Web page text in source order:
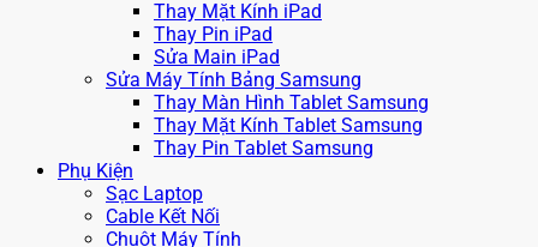
Thay Mặt Kính iPad
Thay Pin iPad
Sửa Main iPad
Sửa Máy Tính Bảng Samsung
Thay Màn Hình Tablet Samsung
Thay Mặt Kính Tablet Samsung
Thay Pin Tablet Samsung
Phụ Kiện
Sạc Laptop
Cable Kết Nối
Chuột Máy Tính